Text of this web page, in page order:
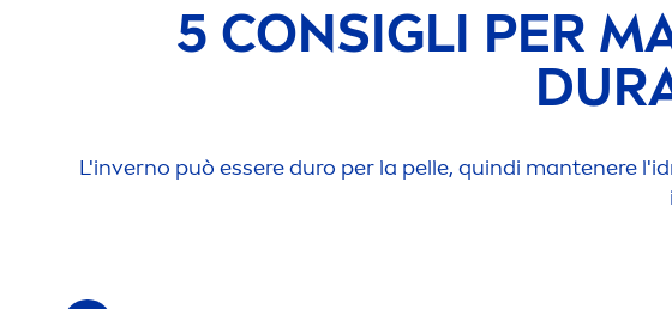
5 CONSIGLI PER
L'inverno può essere duro per la pelle, quindi mantenere